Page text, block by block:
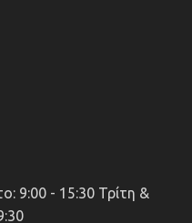
9:00 - 15:30 Τρίτη &